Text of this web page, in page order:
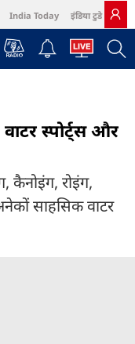
India Today इंडिया टुडे हिंदी
Bazaar Northeast
स्पोर्ट्स और
कैनोइंग, रोइंग,
साहसिक वाटर